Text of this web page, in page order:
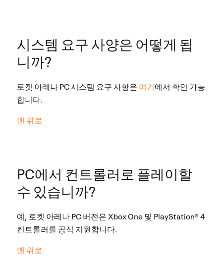
시스템 요구 사양은 어떻게 됩
니까?
로켓 아레나 PC 시스템 요구 사항은 여기에서 확인 가능
합니다.
맨 위로
PC에서 컨트롤러로 플레이할
수 있습니까?
예, 로켓 아레나 PC 버전은 Xbox One 및 PlayStation® 4
컨트롤러를 공식 지원합니다.
맨 위로